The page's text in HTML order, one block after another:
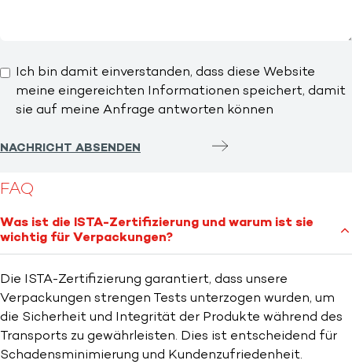
Ich bin damit einverstanden, dass diese Website
meine eingereichten Informationen speichert, damit
sie auf meine Anfrage antworten können
NACHRICHT ABSENDEN
FAQ
Was ist die ISTA-Zertifizierung und warum ist sie
wichtig für Verpackungen?
Die ISTA-Zertifizierung garantiert, dass unsere
Verpackungen strengen Tests unterzogen wurden, um
die Sicherheit und Integrität der Produkte während des
Transports zu gewährleisten. Dies ist entscheidend für
Schadensminimierung und Kundenzufriedenheit.